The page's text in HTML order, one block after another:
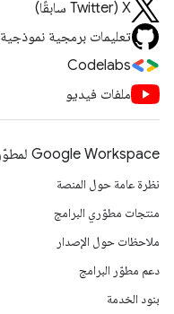
‫X ‏(Twitter سابقًا)
تعليمات برمجية نموذجية
Codelabs
ملفات فيديو
Google Workspace لمطوّري البرامج
نظرة عامة حول المنصة
منتجات مطوّري البرامج
ملاحظات حول الإصدار
دعم مطوّر البرامج
بنود الخدمة